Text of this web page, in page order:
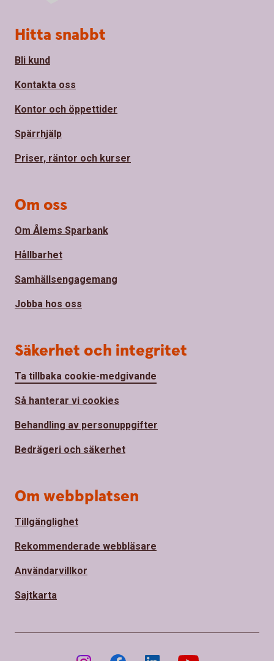
Sidfot
Hitta snabbt
Bli kund
Kontakta oss
Kontor och öppettider
Spärrhjälp
Priser, räntor och kurser
Om oss
Om Ålems Sparbank
Hållbarhet
Samhällsengagemang
Jobba hos oss
Säkerhet och integritet
Ta tillbaka cookie-medgivande
Så hanterar vi cookies
Behandling av personuppgifter
Bedrägeri och säkerhet
Om webbplatsen
Tillgänglighet
Rekommenderade webbläsare
Användarvillkor
Sajtkarta